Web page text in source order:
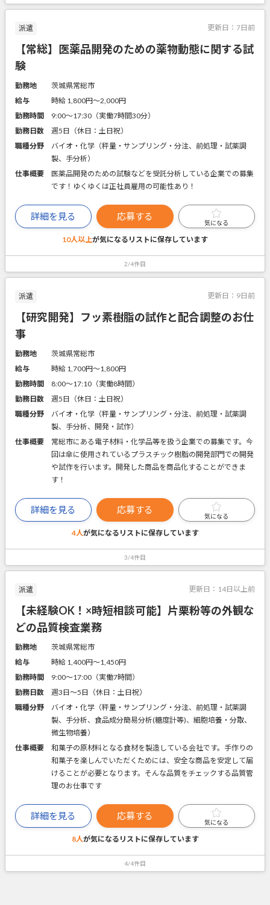
派遣 更新日： 7日前
【常総】医薬品開発のための薬物動態に関する試
験
勤務地
茨城県常総市
給与
時給 1,800円〜2,000円
勤務時間
9:00～17:30（実働7時間30分）
勤務日数
週5日（休日：土日祝）
職種分野
バイオ・化学（秤量・サンプリング・分注、前処理・試薬調
製、手分析）
仕事概要
医薬品開発のための試験などを受託分析している企業での募集
です！ゆくゆくは正社員雇用の可能性あり！
詳細を見る 応募する
気になる
10人以上が気になるリストに保存しています
2/4件目
派遣 更新日： 9日前
【研究開発】フッ素樹脂の試作と配合調整のお仕
事
勤務地
茨城県常総市
給与
時給 1,700円〜1,800円
勤務時間
8:00～17:10（実働8時間）
勤務日数
週5日（休日：土日祝）
職種分野
バイオ・化学（秤量・サンプリング・分注、前処理・試薬調
製、手分析、開発・試作）
仕事概要
常総市にある電子材料・化学品等を扱う企業での募集です。今
回は傘に使用されているプラスチック樹脂の開発部門での開発
や試作を行います。開発した商品を商品化することができま
す！
詳細を見る 応募する
気になる
4人が気になるリストに保存しています
3/4件目
派遣 更新日： 14日以上前
【未経験OK！×時短相談可能】片栗粉等の外観な
どの品質検査業務
勤務地
茨城県常総市
給与
時給 1,400円〜1,450円
勤務時間
9:00～17:00（実働7時間）
勤務日数
週3日～5日（休日：土日祝）
職種分野
バイオ・化学（秤量・サンプリング・分注、前処理・試薬調
製、手分析、食品成分簡易分析(糖度計等)、細胞培養・分取、
微生物培養）
仕事概要
和菓子の原材料となる食材を製造している会社です。手作りの
和菓子を楽しんでいただくためには、安全な商品を安定して届
けることが必要となります。そんな品質をチェックする品質管
理のお仕事です
詳細を見る 応募する
気になる
8人が気になるリストに保存しています
4/4件目